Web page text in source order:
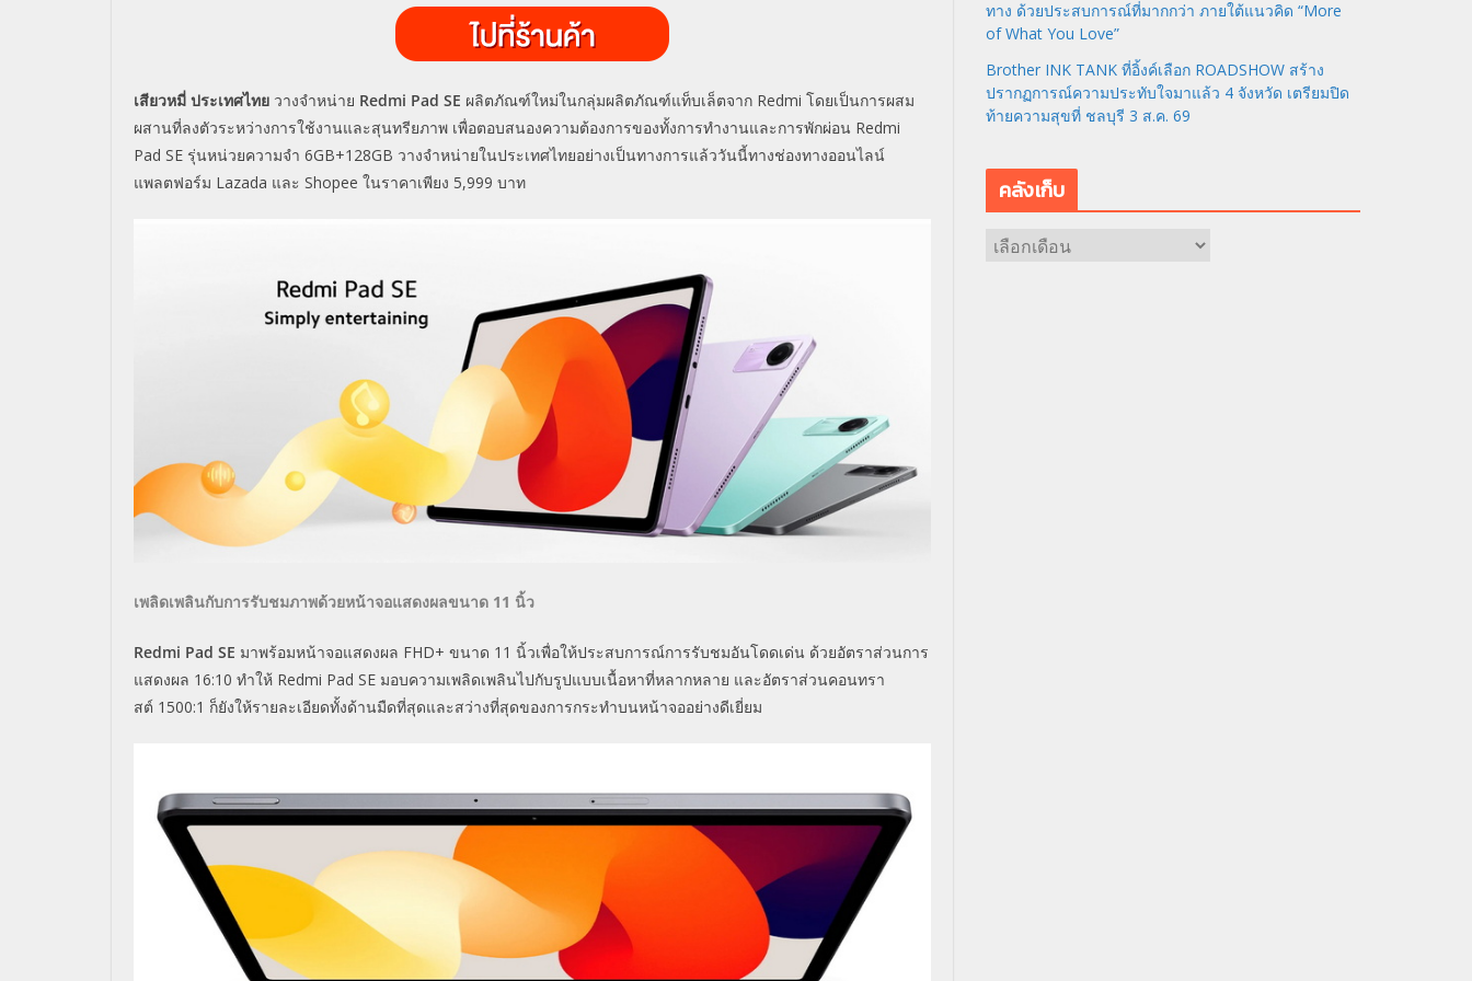
เสียวหมี่ ประเทศไทย วางจำหน่าย Redmi Pad SE ผลิตภัณฑ์ใหม่ในกลุ่มผลิตภัณฑ์แท็บเล็ตจาก Redmi โดยเป็นการผสม
ผสานที่ลงตัวระหว่างการใช้งานและสุนทรียภาพ เพื่อตอบสนองความต้องการของทั้งการทำงานและการพักผ่อน Redmi
Pad SE รุ่นหน่วยความจำ 6GB+128GB วางจำหน่ายในประเทศไทยอย่างเป็นทางการแล้ววันนี้ทางช่องทางออนไลน์
แพลตฟอร์ม Lazada และ Shopee ในราคาเพียง 5,999 บาท
เพลิดเพลินกับการรับชมภาพด้วยหน้าจอแสดงผลขนาด 11 นิ้ว
Redmi Pad SE มาพร้อมหน้าจอแสดงผล FHD+ ขนาด 11 นิ้วเพื่อให้ประสบการณ์การรับชมอันโดดเด่น ด้วยอัตราส่วนการ
แสดงผล 16:10 ทำให้ Redmi Pad SE มอบความเพลิดเพลินไปกับรูปแบบเนื้อหาที่หลากหลาย และอัตราส่วนคอนทรา
สต์ 1500:1 ก็ยังให้รายละเอียดทั้งด้านมืดที่สุดและสว่างที่สุดของการกระทำบนหน้าจออย่างดีเยี่ยม
ทาง ด้วยประสบการณ์ที่มากกว่า ภายใต้แนวคิด “More
of What You Love”
Brother INK TANK ที่อิ้งค์เลือก ROADSHOW สร้าง
ปรากฏการณ์ความประทับใจมาแล้ว 4 จังหวัด เตรียมปิด
ท้ายความสุขที่ ชลบุรี 3 ส.ค. 69
คลังเก็บ